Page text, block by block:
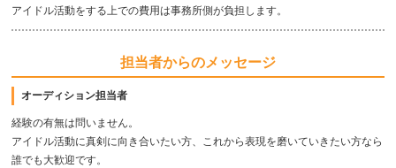
アイドル活動をする上での費用は事務所側が負担します。
担当者からのメッセージ
オーディション担当者
経験の有無は問いません。
アイドル活動に真剣に向き合いたい方、これから表現を磨いていきたい方なら
誰でも大歓迎です。